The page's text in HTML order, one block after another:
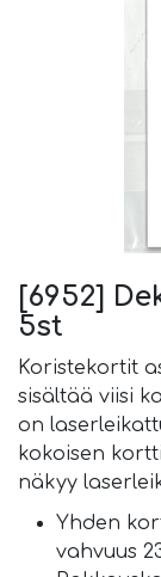
[6952]
5st
Koristekortit
sisältää viisi
on
kokoisen
näkyy
Yhden
vahvuus